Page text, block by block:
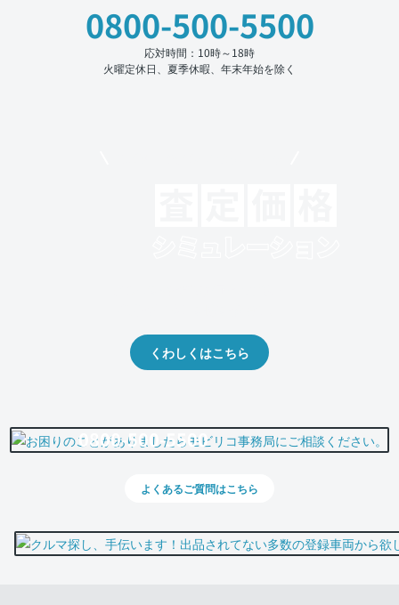
0800-500-5500
応対時間：10時～18時
火曜定休日、夏季休暇、年末年始を除く
くわしくはこちら
0800-500-5500
よくあるご質問はこちら